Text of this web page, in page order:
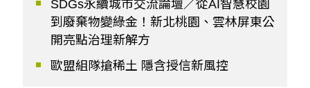
SDGs永續城市交流論壇／從AI智慧校園
到廢棄物變綠金！新北桃園、雲林屏東公
開亮點治理新解方
歐盟組隊搶稀土 隱含授信新風控